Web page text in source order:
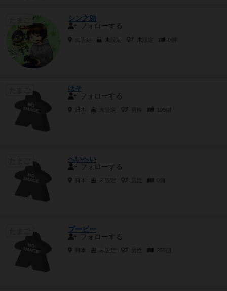
シン之助
フォローする
未設定 未設定 未設定
ほそ
フォローする
未設定 105個
へいへい
フォローする
未設定
ブービー
フォローする
未設定 255個